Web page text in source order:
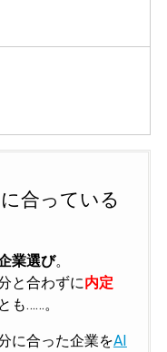
合っている
業選び。
と合わずに内定
も……。
に合った企業をAI